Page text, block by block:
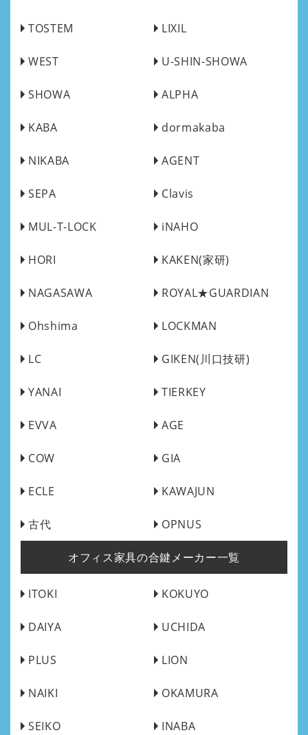
TOSTEM LIXIL
WEST U-SHIN-SHOWA
SHOWA ALPHA
KABA dormakaba
NIKABA AGENT
SEPA Clavis
MUL-T-LOCK iNAHO
HORI KAKEN(家研)
NAGASAWA ROYAL★GUARDIAN
Ohshima LOCKMAN
LC GIKEN(川口技研)
YANAI TIERKEY
EVVA AGE
COW GIA
ECLE KAWAJUN
古代 OPNUS
オフィス家具の合鍵メーカー一覧
ITOKI KOKUYO
DAIYA UCHIDA
PLUS LION
NAIKI OKAMURA
SEIKO INABA